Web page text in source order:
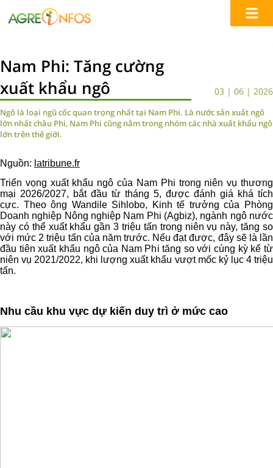
Nam Phi: Tăng cường
xuất khẩu ngô
03 | 06 | 2026
Ngô là loại ngũ cốc quan trọng nhất tại Nam Phi. Là nước sản xuất ngô
lớn nhất châu Phi, Nam Phi cũng nằm trong nhóm các nhà xuất khẩu ngô
lớn trên thế giới.
Nguồn: latribune.fr
Triển vọng xuất khẩu ngô của Nam Phi trong niên vụ thương
mại 2026/2027, bắt đầu từ tháng 5, được đánh giá khá tích
cực. Theo ông Wandile Sihlobo, Kinh tế trưởng của Phòng
Doanh nghiệp Nông nghiệp Nam Phi (Agbiz), ngành ngô nước
này có thể xuất khẩu gần 3 triệu tấn trong niên vụ này, tăng so
với mức 2 triệu tấn của năm trước. Nếu đạt được, đây sẽ là lần
đầu tiên xuất khẩu ngô của Nam Phi tăng so với cùng kỳ kể từ
niên vụ 2021/2022, khi lượng xuất khẩu vượt mốc kỷ lục 4 triệu
tấn.
Nhu cầu khu vực dự kiến duy trì ở mức cao